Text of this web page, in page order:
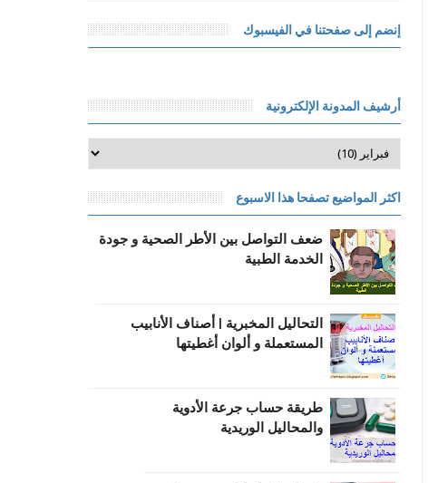
إنضم إلى صفحتنا في الفيسبوك
أرشيف المدونة الإلكترونية
اكثر المواضيع تصفحا هذا الاسبوع
ضعف التواصل بين الأطر الصحية و جودة
الخدمة الطبية
التحاليل المخبرية | أصناف الأنابيب
المستعملة و ألوان أغطيتها
طریقة حساب جرعة الأدویة
والمحالیل الوریدیة